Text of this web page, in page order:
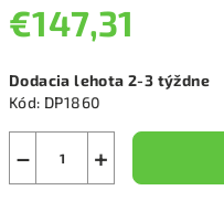
€147,31
cena:
Dodacia lehota 2-3 týždne
Kód: DP1860
+
−